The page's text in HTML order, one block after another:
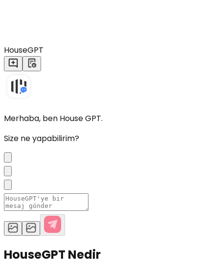
HouseGPT
Merhaba, ben House GPT.
Size ne yapabilirim?
HouseGPT Nedir